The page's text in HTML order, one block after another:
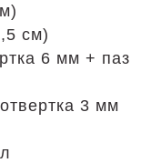
см)
6 мм + паз
3 мм